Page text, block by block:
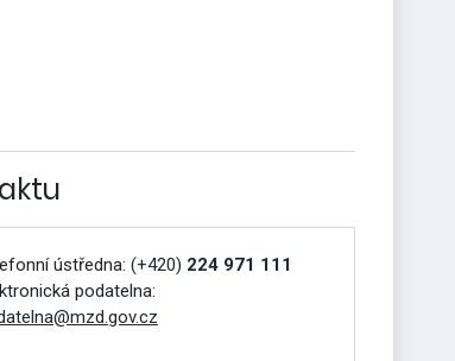
ústředna: (+420) 224 971 111
podatelna: